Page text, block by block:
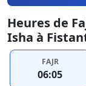
Heures de
Isha à
FAJR
06:05